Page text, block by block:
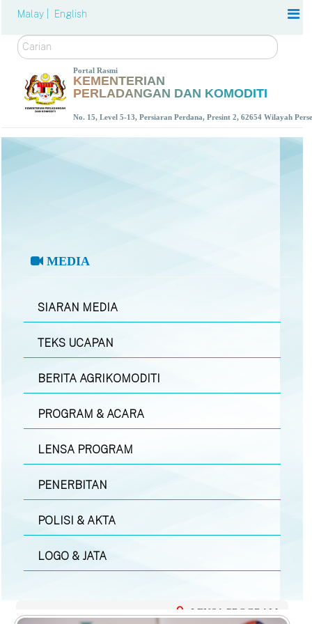
Malay | English
Carian
Portal Rasmi
KEMENTERIAN
PERLADANGAN DAN KOMODITI
No. 15, Level 5-13, Persiaran Perdana, Presint 2, 62654 Wilayah
MEDIA
SIARAN MEDIA
TEKS UCAPAN
BERITA AGRIKOMODITI
PROGRAM & ACARA
LENSA PROGRAM
PENERBITAN
POLISI & AKTA
LOGO & JATA
LENSA PROGRAM